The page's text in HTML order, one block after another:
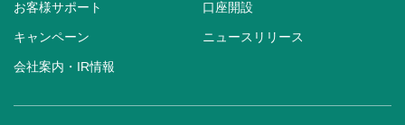
お客様サポート 口座開設
キャンペーン ニュースリリース
会社案内・IR情報